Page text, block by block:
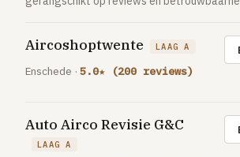
ELEKTRA
Groepenkast vervangen
Volledig overzicht — alle 23 klussen &
Aircoshoptwente LAAG A
Enschede · 5.0★ (200 reviews)
Auto Airco Revisie G&C
LAAG A